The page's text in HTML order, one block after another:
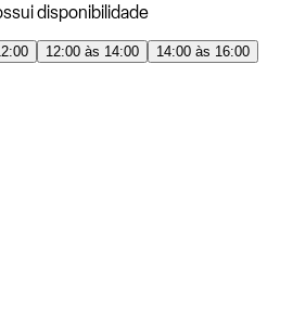
disponibilidade
12:00 às 14:00
14:00 às 16:00